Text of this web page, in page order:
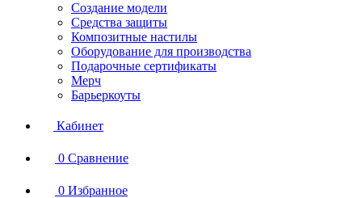
Создание модели
Средства защиты
Композитные настилы
Оборудование для производства
Подарочные сертификаты
Мерч
Барьеркоуты
Кабинет
0 Сравнение
0 Избранное